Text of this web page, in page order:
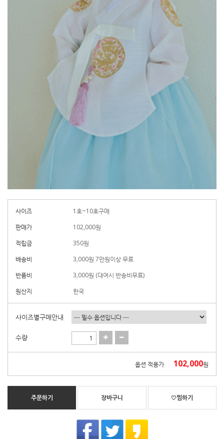
사이즈
1호~10호구매
판매가
102,000원
적립금
350원
배송비
3,000원 7만원이상 무료
반품비
3,000원 (대여시 반송비무료)
원산지
한국
사이즈별구매안내
수량
옵션 적용가 102,000원
주문하기 장바구니 ♡찜하기